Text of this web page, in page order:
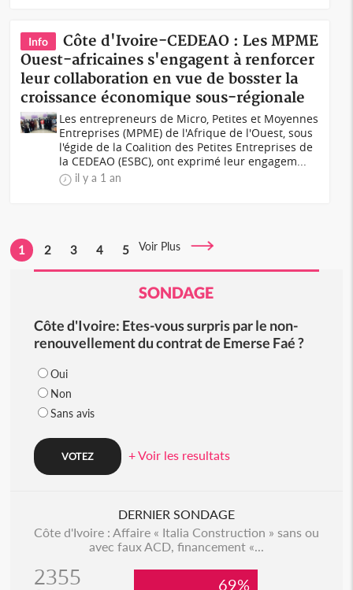
Info
Côte d'Ivoire-CEDEAO : Les MPME
Ouest-africaines s'engagent à renforcer
leur collaboration en vue de bosster la
croissance économique sous-régionale
Les entrepreneurs de Micro, Petites et Moyennes
Entreprises (MPME) de l'Afrique de l'Ouest, sous
l'égide de la Coalition des Petites Entreprises de
la CEDEAO (ESBC), ont exprimé leur engagem...
il y a 1 an
1 2 3 4 5 Voir Plus
SONDAGE
Côte d'Ivoire: Etes-vous surpris par le non-
renouvellement du contrat de Emerse Faé ?
Oui
Non
Sans avis
+ Voir les resultats
DERNIER SONDAGE
Côte d'Ivoire : Affaire « Italia Construction » sans ou
avec faux ACD, financement «...
2355 69%